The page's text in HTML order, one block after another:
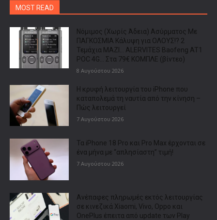
MOST READ
Νόμιμος (Χωρίς Άδεια) Ασύρματος Με
ΠΑΓΚΟΣΜΙΑ Κάλυψη για ΟΛΟΥΣ!? 2
Τεμάχια ΜΑΖΙ… ALERVITES Baofeng AT1
POC 4G… Στα 79€ ΚΟΜΠΛΕ (βίντεο)
8 Αυγούστου 2026
Η κρυφή λειτουργία του iPhone που
καταπολεμά τη ναυτία από την κίνηση –
Πώς λειτουργεί
7 Αυγούστου 2026
Τα iPhone 18 Pro και Pro Max έρχονται σε
ένα μήνα με “απλησίαστη” τιμή!
7 Αυγούστου 2026
Ανέπαφες πληρωμές εκτός λειτουργίας
σε κινεζικά Xiaomi, Vivo, Oppo και
OnePlus έπειτα από update των Play